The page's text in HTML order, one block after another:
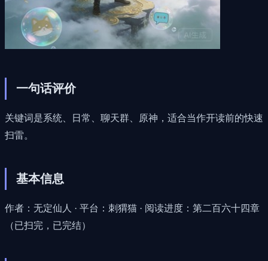
一句话评价
关键词是系统、日常、聊天群、原神，适合当作开读前的快速
扫雷。
基本信息
作者：无定仙人 · 平台：刺猬猫 · 阅读进度：第二百六十四章
（已扫完，已完结）